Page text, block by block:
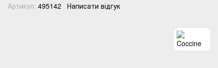
Артикул: 495142 Написати відгук